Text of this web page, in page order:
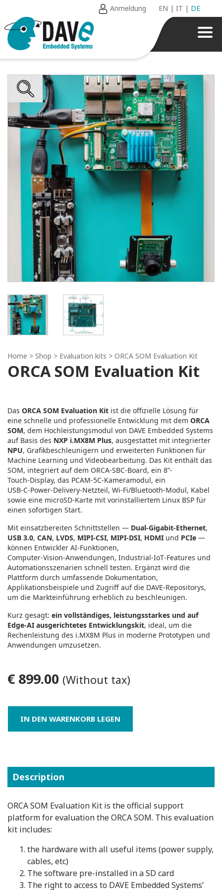
Anmeldung EN |IT | DE
Home > Shop > Evaluation kits > ORCA SOM Evaluation Kit
ORCA SOM Evaluation Kit
Das ORCA SOM Evaluation Kit ist die offizielle Lösung für
eine schnelle und professionelle Entwicklung mit dem ORCA
SOM, dem Hochleistungsmodul von DAVE Embedded Systems
auf Basis des NXP i.MX8M Plus, ausgestattet mit integrierter
NPU, Grafikbeschleunigern und erweiterten Funktionen für
Machine Learning und Videobearbeitung. Das Kit enthält das
SOM, integriert auf dem ORCA‑SBC‑Board, ein 8”-
Touch‑Display, das PCAM‑5C‑Kameramodul, ein
USB‑C‑Power‑Delivery‑Netzteil, Wi‑Fi/Bluetooth‑Modul, Kabel
sowie eine microSD‑Karte mit vorinstalliertem Linux BSP für
einen sofortigen Start.
Mit einsatzbereiten Schnittstellen — Dual‑Gigabit‑Ethernet,
USB 3.0, CAN, LVDS, MIPI‑CSI, MIPI‑DSI, HDMI und PCIe —
können Entwickler AI‑Funktionen,
Computer‑Vision‑Anwendungen, Industrial‑IoT‑Features und
Automationsszenarien schnell testen. Ergänzt wird die
Plattform durch umfassende Dokumentation,
Applikationsbeispiele und Zugriff auf die DAVE‑Repositorys,
um die Markteinführung erheblich zu beschleunigen.
Kurz gesagt: ein vollständiges, leistungsstarkes und auf
Edge‑AI ausgerichtetes Entwicklungskit, ideal, um die
Rechenleistung des i.MX8M Plus in moderne Prototypen und
Anwendungen umzusetzen.
€ 899.00 (Without tax)
Description
ORCA SOM Evaluation Kit is the official support
platform for evaluation the ORCA SOM. This evaluation
kit includes:
the hardware with all useful items (power supply,
cables, etc)
The software pre-installed in a SD card
The right to access to DAVE Embedded Systems’